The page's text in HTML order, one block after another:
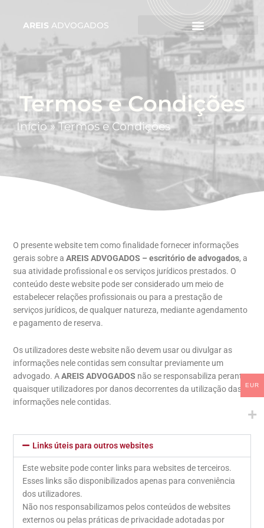
AREIS ADVOGADOS
Termos e Condições
Início» Termos e Condições
O presente website tem como finalidade fornecer informações
gerais sobre aAREIS ADVOGADOS – escritório de advogados, a
sua atividade profissional e os serviços jurídicos prestados. O
conteúdo deste website pode ser considerado um meio de
estabelecer relações profissionais ou para a prestação de
serviços jurídicos, de qualquer natureza, mediante agendamento
e pagamento de reserva.
Os utilizadores deste website não devem usar ou divulgar as
informações nele contidas sem consultar previamente um
advogado. AAREIS ADVOGADOS não se responsabiliza perante
quaisquer utilizadores por danos decorrentes da utilização das
informações nele contidas.
Links úteis para outros websites
Este website pode conter links para websites de terceiros.
Esses links são disponibilizados apenas para conveniência
dos utilizadores.
Não nos responsabilizamos pelos conteúdos de websites
externos ou pelas práticas de privacidade adotadas por
EUR